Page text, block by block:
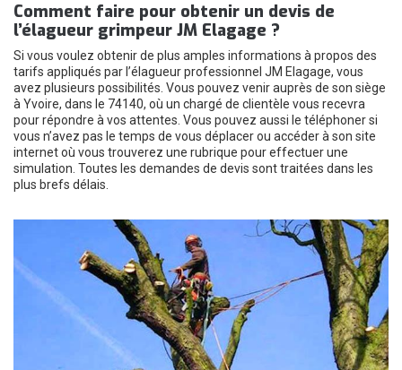
Comment faire pour obtenir un devis de
l’élagueur grimpeur JM Elagage ?
Si vous voulez obtenir de plus amples informations à propos des
tarifs appliqués par l’élagueur professionnel JM Elagage, vous
avez plusieurs possibilités. Vous pouvez venir auprès de son siège
à Yvoire, dans le 74140, où un chargé de clientèle vous recevra
pour répondre à vos attentes. Vous pouvez aussi le téléphoner si
vous n’avez pas le temps de vous déplacer ou accéder à son site
internet où vous trouverez une rubrique pour effectuer une
simulation. Toutes les demandes de devis sont traitées dans les
plus brefs délais.